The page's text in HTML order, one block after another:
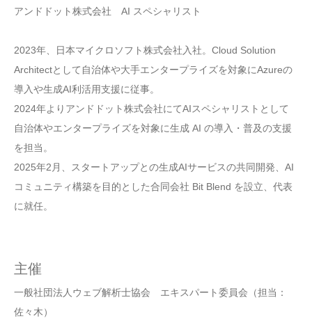
アンドドット株式会社 AI スペシャリスト
2023年、日本マイクロソフト株式会社入社。Cloud Solution
Architectとして自治体や大手エンタープライズを対象にAzureの
導入や生成AI利活用支援に従事。
2024年よりアンドドット株式会社にてAIスペシャリストとして
自治体やエンタープライズを対象に生成 AI の導入・普及の支援
を担当。
2025年2月、スタートアップとの生成AIサービスの共同開発、AI
コミュニティ構築を目的とした合同会社 Bit Blend を設立、代表
に就任。
主催
一般社団法人ウェブ解析士協会 エキスパート委員会（担当：
佐々木）